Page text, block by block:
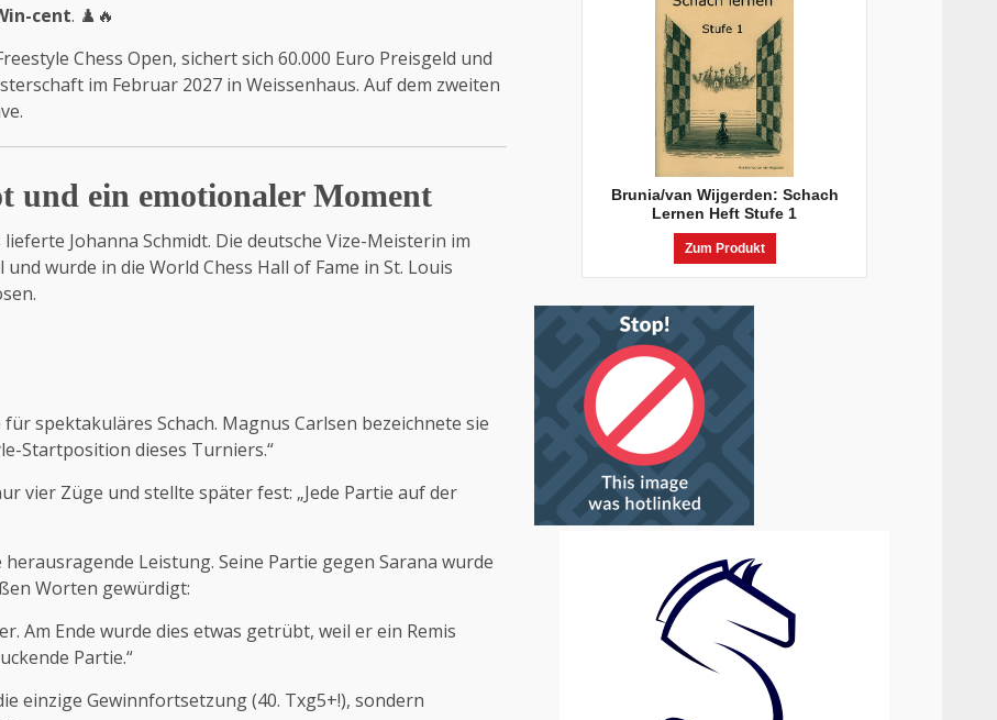
cent. ♟️🔥
Chess Open, sichert sich 60.000 Euro Preisgeld und
im Februar 2027 in Weissenhaus. Auf dem zweiten
und ein emotionaler Moment
Johanna Schmidt. Die deutsche Vize-Meisterin im
wurde in die World Chess Hall of Fame in St. Louis
spektakuläres Schach. Magnus Carlsen bezeichnete sie
Startposition dieses Turniers.“
vier Züge und stellte später fest: „Jede Partie auf der
Leistung. Seine Partie gegen Sarana wurde
Worten gewürdigt:
Am Ende wurde dies etwas getrübt, weil er ein Remis
Partie.“
einzige Gewinnfortsetzung (40. Txg5+!), sondern
Brunia/van Wijgerden: Schach
Lernen Heft Stufe 1
Zum Produkt